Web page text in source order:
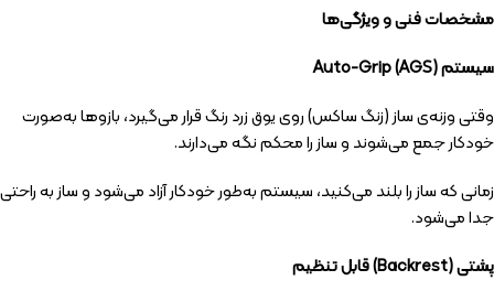
مشخصات فنی و ویژگی‌ها
سیستم Auto-Grip (AGS)
وقتی وزنه‌ی ساز (زنگ ساکس) روی یوق زرد رنگ قرار می‌گیرد، بازوها به‌صورت
خودکار جمع می‌شوند و ساز را محکم نگه می‌دارند.
زمانی که ساز را بلند می‌کنید، سیستم به‌طور خودکار آزاد می‌شود و ساز به راحتی
جدا می‌شود.
پشتی (Backrest) قابل تنظیم